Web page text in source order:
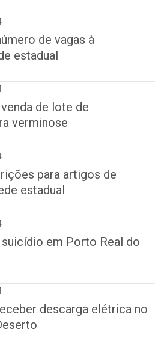
de vagas à
estadual
de lote de
verminose
para artigos de
estadual
em Porto Real do
descarga elétrica no